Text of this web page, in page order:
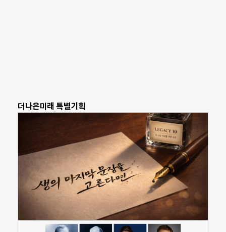
더나은미래 특별기획